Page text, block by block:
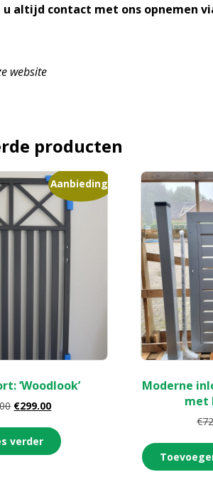
altijd contact met ons opnemen
website
producten
Aanbieding!
‘Woodlook’
€299.00
verder
Moderne
met
€